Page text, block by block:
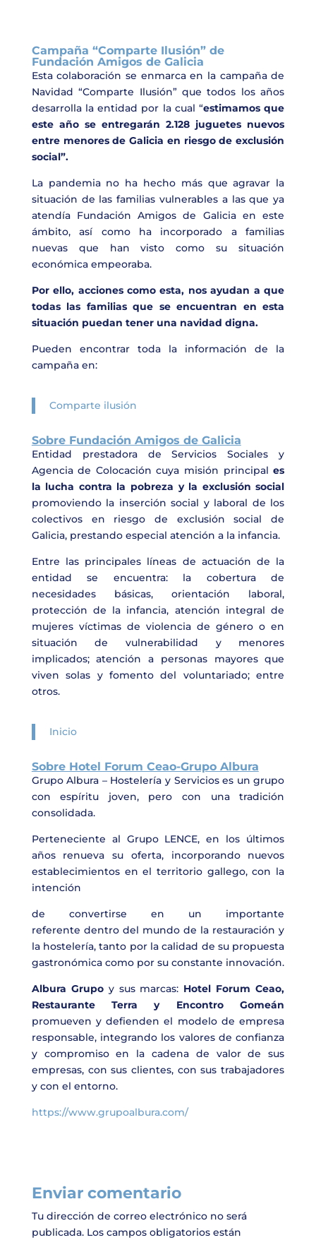
Campaña “Comparte Ilusión” de
Fundación Amigos de Galicia
Esta colaboración se enmarca en la campaña de
Navidad “Comparte Ilusión” que todos los años
desarrolla la entidad por la cual “estimamos que
este año se entregarán 2.128 juguetes nuevos
entre menores de Galicia en riesgo de exclusión
social”.
La pandemia no ha hecho más que agravar la
situación de las familias vulnerables a las que ya
atendía Fundación Amigos de Galicia en este
ámbito, así como ha incorporado a familias
nuevas que han visto como su situación
económica empeoraba.
Por ello, acciones como esta, nos ayudan a que
todas las familias que se encuentran en esta
situación puedan tener una navidad digna.
Pueden encontrar toda la información de la
campaña en:
Comparte ilusión
Sobre Fundación Amigos de Galicia
Entidad prestadora de Servicios Sociales y
Agencia de Colocación cuya misión principales
la lucha contra la pobreza y la exclusión social
promoviendo la inserción social y laboral de los
colectivos en riesgo de exclusión social de
Galicia, prestando especial atención a la infancia.
Entre las principales líneas de actuación de la
entidad se encuentra: la cobertura de
necesidades básicas, orientación laboral,
protección de la infancia, atención integral de
mujeres víctimas de violencia de género o en
situación de vulnerabilidad y menores
implicados; atención a personas mayores que
viven solas y fomento del voluntariado; entre
otros.
Inicio
Sobre Hotel Forum Ceao-Grupo Albura
Grupo Albura – Hostelería y Servicios es un grupo
con espíritu joven, pero con una tradición
consolidada.
Perteneciente al Grupo LENCE, en los últimos
años renueva su oferta, incorporando nuevos
establecimientos en el territorio gallego, con la
intención
de convertirse en un importante
referente dentro del mundo de la restauración y
la hostelería, tanto por la calidad de su propuesta
gastronómica como por su constante innovación.
Albura Grupoy sus marcas: Hotel Forum Ceao,
Restaurante Terra y Encontro Gomeán
promueven y defienden el modelo de empresa
responsable, integrando los valores de confianza
y compromiso en la cadena de valor de sus
empresas, con sus clientes, con sus trabajadores
y con el entorno.
https://www.grupoalbura.com/
Enviar comentario
Tu dirección de correo electrónico no será
publicada. Los campos obligatorios están